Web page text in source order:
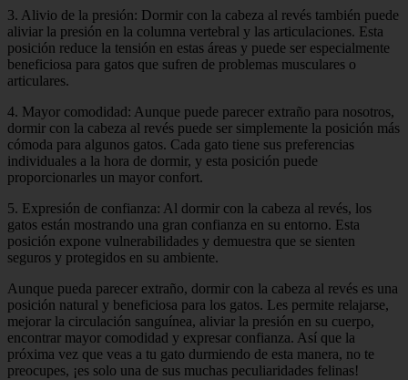
3. Alivio de la presión: Dormir con la cabeza al revés también puede
aliviar la presión en la columna vertebral y las articulaciones. Esta
posición reduce la tensión en estas áreas y puede ser especialmente
beneficiosa para gatos que sufren de problemas musculares o
articulares.
4. Mayor comodidad: Aunque puede parecer extraño para nosotros,
dormir con la cabeza al revés puede ser simplemente la posición más
cómoda para algunos gatos. Cada gato tiene sus preferencias
individuales a la hora de dormir, y esta posición puede
proporcionarles un mayor confort.
5. Expresión de confianza: Al dormir con la cabeza al revés, los
gatos están mostrando una gran confianza en su entorno. Esta
posición expone vulnerabilidades y demuestra que se sienten
seguros y protegidos en su ambiente.
Aunque pueda parecer extraño, dormir con la cabeza al revés es una
posición natural y beneficiosa para los gatos. Les permite relajarse,
mejorar la circulación sanguínea, aliviar la presión en su cuerpo,
encontrar mayor comodidad y expresar confianza. Así que la
próxima vez que veas a tu gato durmiendo de esta manera, no te
preocupes, ¡es solo una de sus muchas peculiaridades felinas!